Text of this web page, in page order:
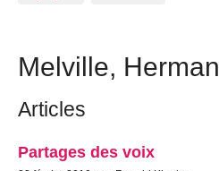
Melville, Herman
Articles
Partages des voix